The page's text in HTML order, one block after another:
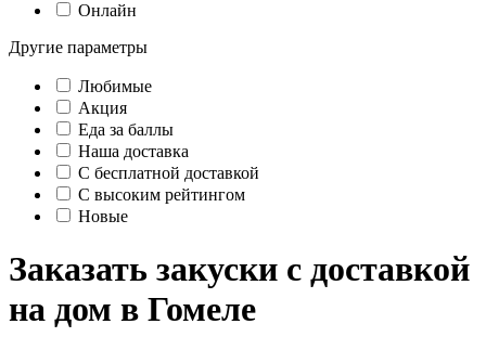
Онлайн
Другие параметры
Любимые
Акция
Еда за баллы
Наша доставка
C бесплатной доставкой
С высоким рейтингом
Новые
Заказать закуски с доставкой
на дом в Гомеле